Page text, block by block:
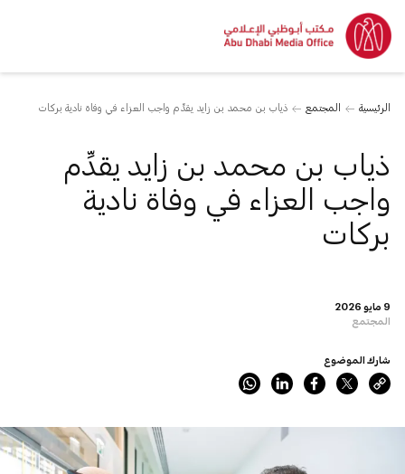
الرئيسية المجتمع ذياب بن محمد بن زايد يقدِّم واجب العزاء في وفاة نادية بركات
9 مايو 2026
المجتمع
ذياب بن محمد بن زايد يقدِّم
واجب العزاء في وفاة نادية
بركات
شارك الموضوع